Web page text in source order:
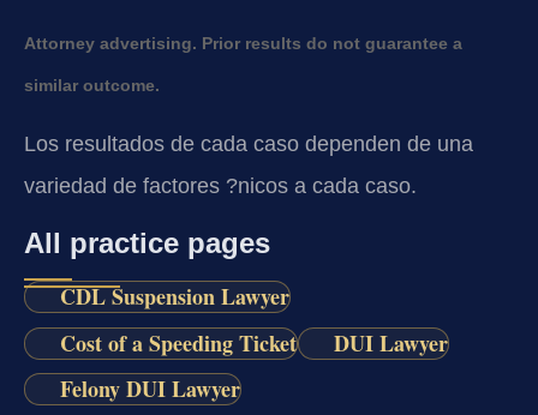
Attorney advertising. Prior results do not guarantee a
similar outcome.
Los resultados de cada caso dependen de una
variedad de factores ?nicos a cada caso.
All practice pages
CDL Suspension Lawyer
Cost of a Speeding Ticket
DUI Lawyer
Felony DUI Lawyer